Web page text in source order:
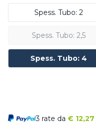
Spess. Tubo: 2
Spess. Tubo: 2,5
Spess. Tubo: 4
3 rate da € 12,27